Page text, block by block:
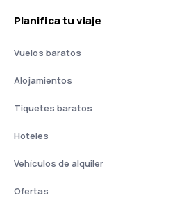
Planifica tu viaje
Vuelos baratos
Alojamientos
Tiquetes baratos
Hoteles
Vehículos de alquiler
Ofertas